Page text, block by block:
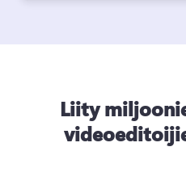
Liity